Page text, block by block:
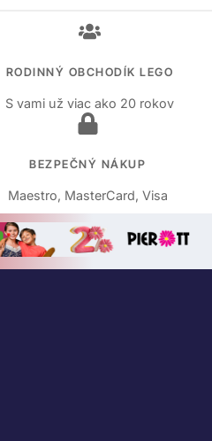
RODINNÝ OBCHODÍK LEGO
S vami už viac ako 20 rokov
BEZPEČNÝ NÁKUP
Maestro, MasterCard, Visa